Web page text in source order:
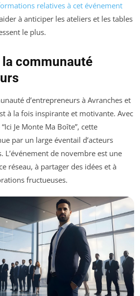
relatives à cet événement
à anticiper les ateliers et les tables
le plus.
communauté
d’entrepreneurs à Avranches et
à la fois inspirante et motivante. Avec
Je Monte Ma Boîte”, cette
par un large éventail d’acteurs
L’événement de novembre est une
réseau, à partager des idées et à
fructueuses.